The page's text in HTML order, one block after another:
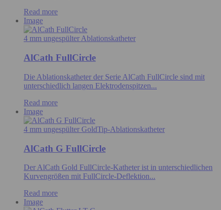
Read more
Image
4 mm ungespülter Ablationskatheter
AlCath FullCircle
Die Ablationskatheter der Serie AlCath FullCircle sind mit
unterschiedlich langen Elektrodenspitzen...
Read more
Image
4 mm ungespülter GoldTip-Ablationskatheter
AlCath G FullCircle
Der AlCath Gold FullCircle-Katheter ist in unterschiedlichen
Kurvengrößen mit FullCircle-Deflektion...
Read more
Image